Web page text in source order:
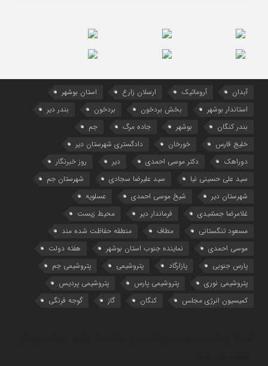
آبدان آروماتیک ارسلان زارع
استان بوشهر
استاندار بوشهر
بخش بردخون بردخون
بندر دیر
بندر کنگان
بوشهر جاده مرگ
جم
خلیج فارس
خورخان
دادگستری شهرستان دیر
دوراهک
دکتر موسی احمدی دیر
روز خبرنگار
سید علی حسینی نیا
سید علیرضا سجادی
شهرستان جم
شهرستان دیر
شیخ موسی احمدی
عسلویه
غلامرضا جمشیدی
فرماندار دیر
محیط زیست
مسعود تنگستانی
مطاف
منطقه حفاظت شده مند
موسی احمدی
نماینده جنوب استان بوشهر
هفته دولت
پارس جنوبی
پازارگاد پتروشیمی
پتروشیمی جم
پتروشیمی نوری
پتروشیمی پارس
پتروشیمی پردیس
کمیسیون انرژی مجلس
کنگان گاز گوجه فرنگی